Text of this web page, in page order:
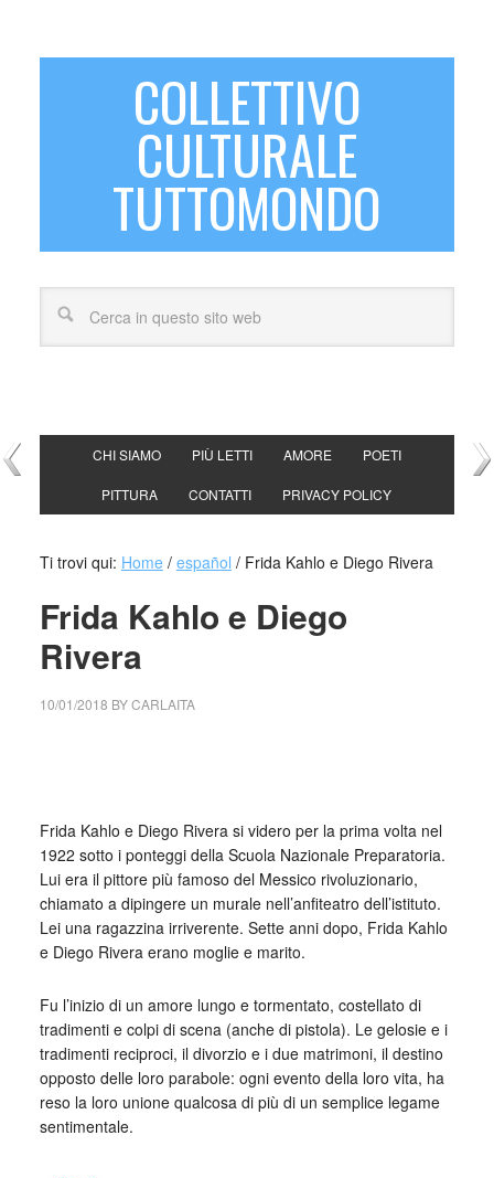
COLLETTIVO
CULTURALE
TUTTOMONDO
CHI SIAMO PIÙ LETTI AMORE POETI
PITTURA CONTATTI PRIVACY POLICY
Ti trovi qui: Home / español /Frida Kahlo e Diego Rivera
Frida Kahlo e Diego
Rivera
10/01/2018 BYCARLAITA
Frida Kahlo e Diego Rivera si videro per la prima volta nel
1922 sotto i ponteggi della Scuola Nazionale Preparatoria.
Lui era il pittore più famoso del Messico rivoluzionario,
chiamato a dipingere un murale nell’anfiteatro dell’istituto.
Lei una ragazzina irriverente. Sette anni dopo, Frida Kahlo
e Diego Rivera erano moglie e marito.
Fu l’inizio di un amore lungo e tormentato, costellato di
tradimenti e colpi di scena (anche di pistola). Le gelosie e i
tradimenti reciproci, il divorzio e i due matrimoni, il destino
opposto delle loro parabole: ogni evento della loro vita, ha
reso la loro unione qualcosa di più di un semplice legame
sentimentale.